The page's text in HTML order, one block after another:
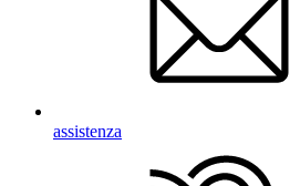
assistenza